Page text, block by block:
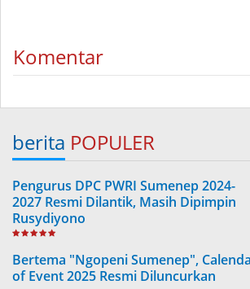
Komentar
berita POPULER
Pengurus DPC PWRI Sumenep 2024-
2027 Resmi Dilantik, Masih Dipimpin
Rusydiyono
Bertema "Ngopeni Sumenep",
of Event 2025 Resmi Diluncurkan